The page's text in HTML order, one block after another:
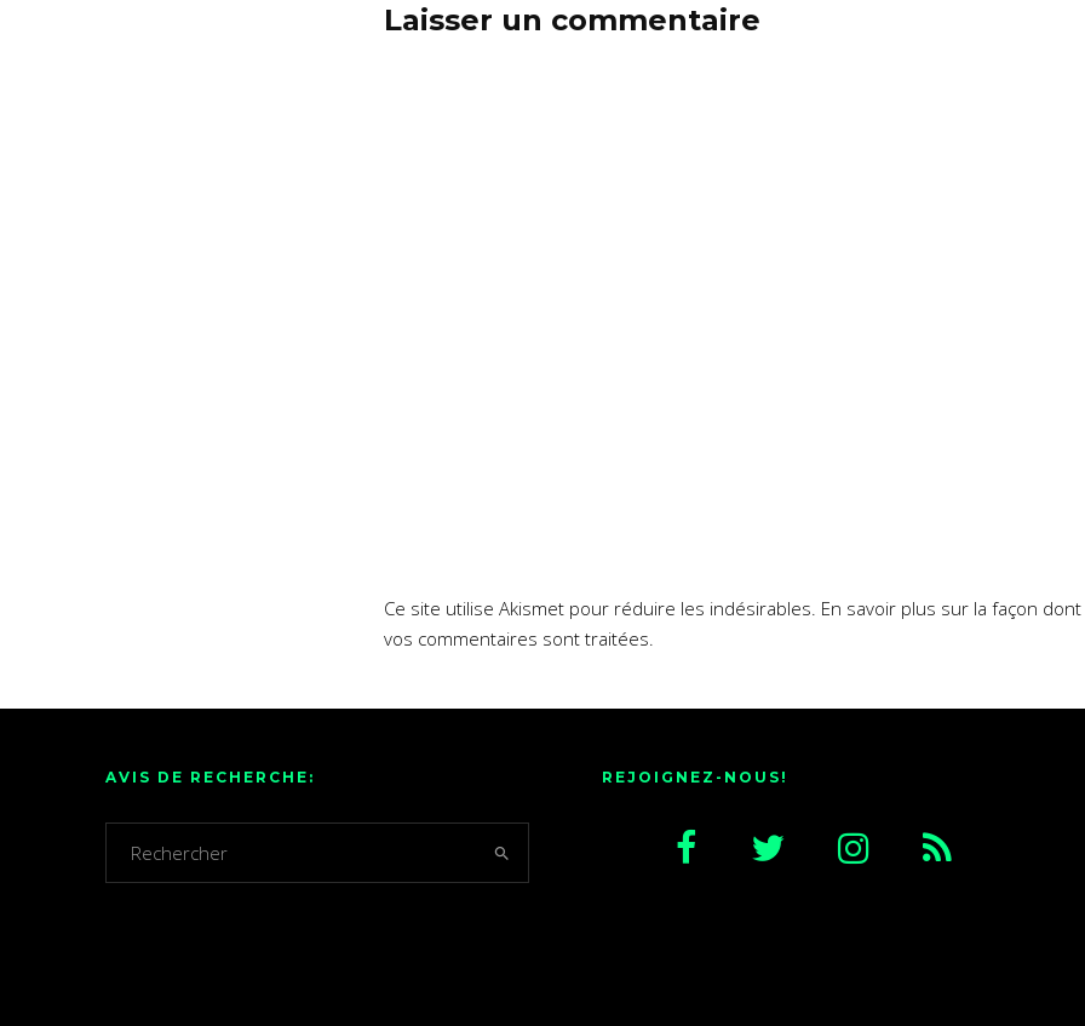
Laisser un commentaire
Ce site utilise Akismet pour réduire les indésirables. En savoir plus sur la façon
vos commentaires sont traitées.
AVIS DE RECHERCHE: REJOIGNEZ-NOUS!